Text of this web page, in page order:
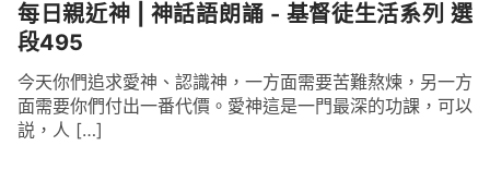
每日親近神 | 神話語朗誦 - 基督徒生活系列 選
段495
今天你們追求愛神、認識神，一方面需要苦難熬煉，另一方
面需要你們付出一番代價。愛神這是一門最深的功課，可以
説，人 […]